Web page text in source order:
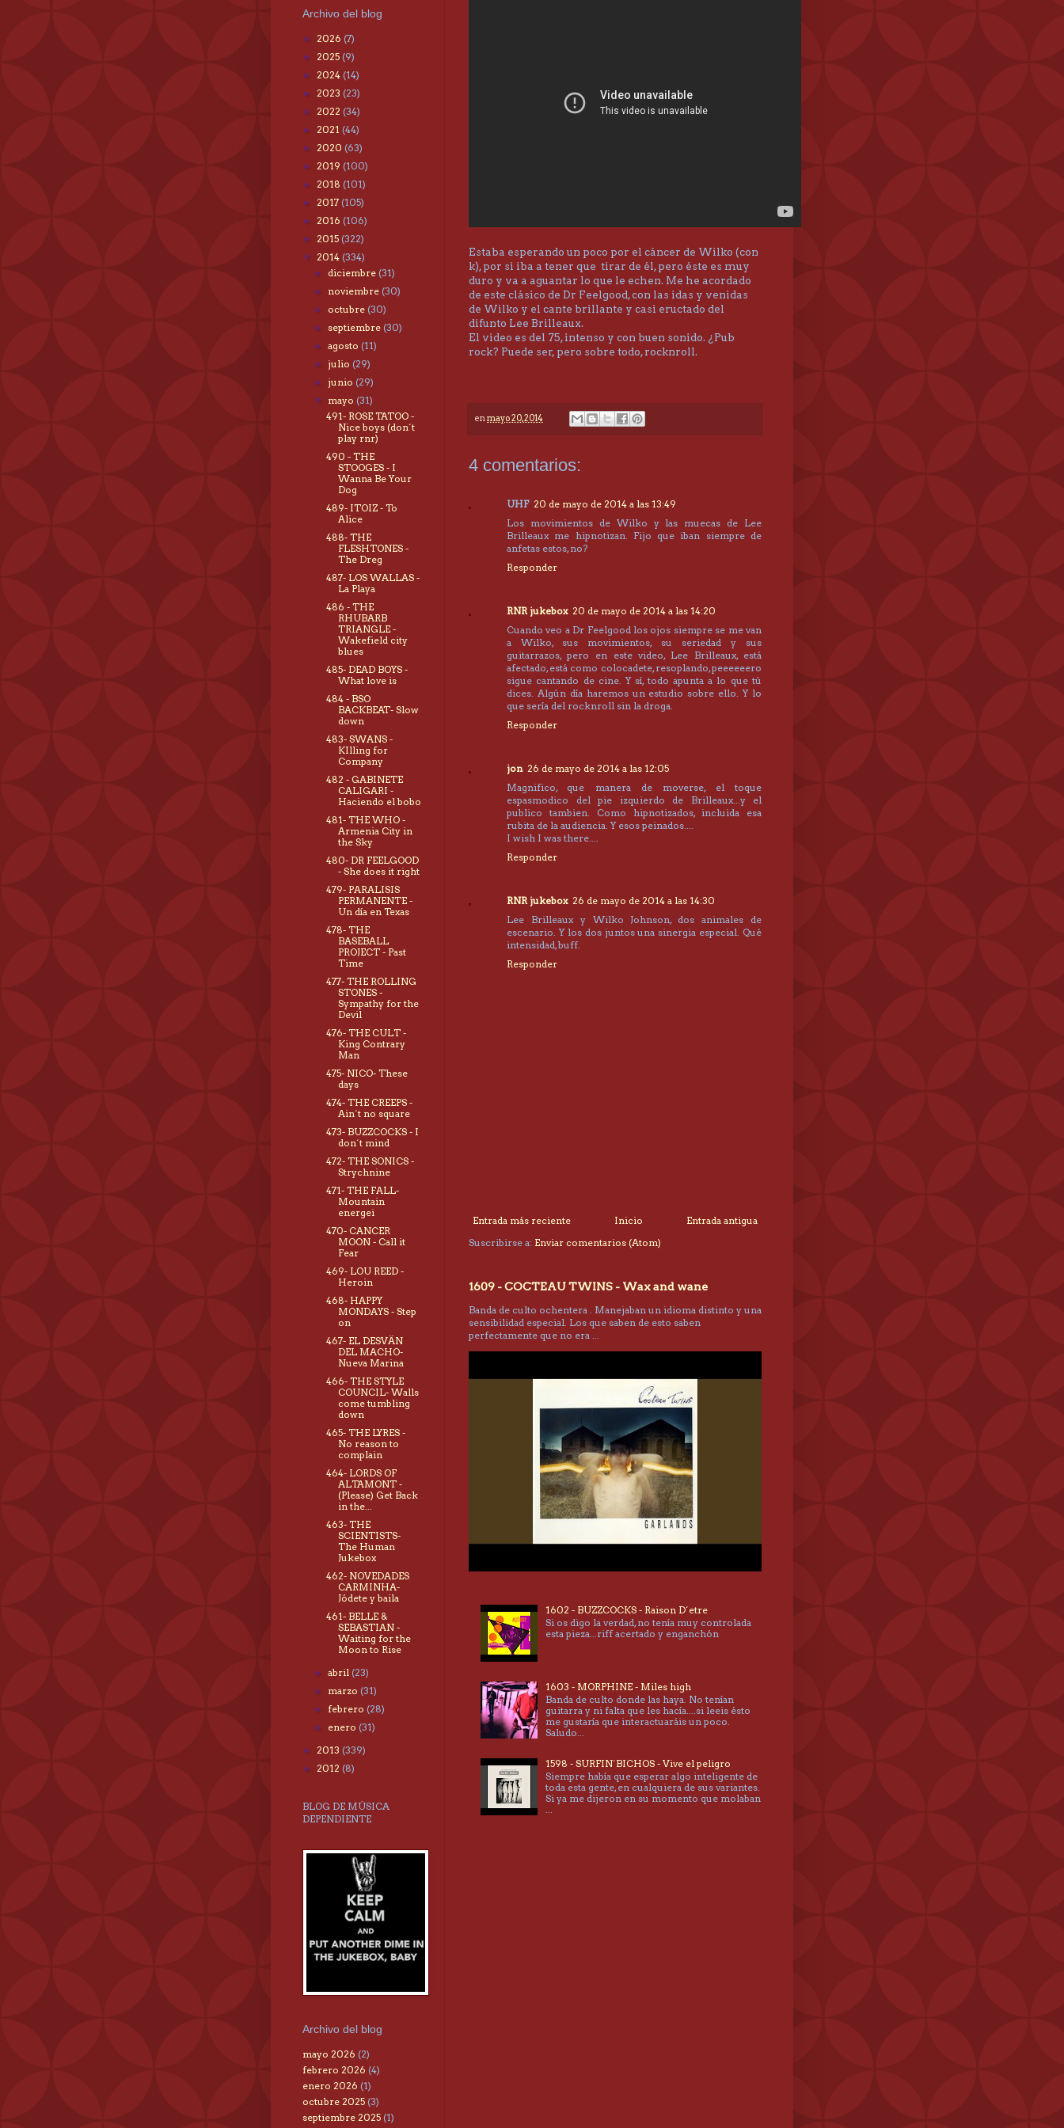
Estaba esperando un poco por el cáncer de Wilko (con
k), por si iba a tener que tirar de él, pero éste es muy
duro y va a aguantar lo que le echen. Me he acordado
de este clásico de Dr Feelgood, con las idas y venidas
de Wilko y el cante brillante y casi eructado del
difunto Lee Brilleaux.
El video es del 75, intenso y con buen sonido. ¿Pub
rock? Puede ser, pero sobre todo, rocknroll.
enmayo 20, 2014
4 comentarios:
UHF 20 de mayo de 2014 a las 13:49
Los movimientos de Wilko y las muecas de Lee
Brilleaux me hipnotizan. Fijo que iban siempre de
anfetas estos, no?
Responder
RNR jukebox 20 de mayo de 2014 a las 14:20
Cuando veo a Dr Feelgood los ojos siempre se me van
a Wilko, sus movimientos, su seriedad y sus
guitarrazos, pero en este video, Lee Brilleaux, está
afectado, está como colocadete, resoplando, peeeeeero
sigue cantando de cine. Y sí, todo apunta a lo que tú
dices. Algún día haremos un estudio sobre ello. Y lo
que sería del rocknroll sin la droga.
Responder
jon 26 de mayo de 2014 a las 12:05
Magnifico, que manera de moverse, el toque
espasmodico del pie izquierdo de Brilleaux...y el
publico tambien. Como hipnotizados, incluida esa
rubita de la audiencia. Y esos peinados....
I wish I was there....
Responder
RNR jukebox 26 de mayo de 2014 a las 14:30
Lee Brilleaux y Wilko Johnson, dos animales de
escenario. Y los dos juntos una sinergia especial. Qué
intensidad, buff.
Responder
Entrada más reciente Entrada antigua
Inicio
Suscribirse a: Enviar comentarios (Atom)
1609 - COCTEAU TWINS - Wax and wane
Banda de culto ochentera . Manejaban un idioma distinto y una
sensibilidad especial. Los que saben de esto saben
perfectamente que no era ...
1602 - BUZZCOCKS - Raison D´etre
Si os digo la verdad, no tenía muy controlada
esta pieza...riff acertado y enganchón
1603 - MORPHINE - Miles high
Banda de culto donde las haya. No tenían
guitarra y ni falta que les hacía....si leeis ésto
me gustaría que interactuaráis un poco.
Saludo...
1598 - SURFIN´BICHOS - Vive el peligro
Siempre había que esperar algo inteligente de
toda esta gente, en cualquiera de sus variantes.
Si ya me dijeron en su momento que molaban
Archivo del blog
► 2026 (7)
► 2025 (9)
► 2024 (14)
► 2023 (23)
► 2022 (34)
► 2021 (44)
► 2020 (63)
► 2019 (100)
► 2018 (101)
► 2017 (105)
► 2016 (106)
► 2015 (322)
▼ 2014 (334)
► diciembre(31)
► noviembre(30)
► octubre(30)
►septiembre(30)
►agosto(11)
► julio(29)
► junio(29)
▼ mayo(31)
491- ROSE TATOO -
Nice boys (don´t
play rnr)
490 - THE
STOOGES - I
Wanna Be Your
Dog
489- ITOIZ - To
Alice
488- THE
FLESHTONES -
The Dreg
487- LOS WALLAS -
La Playa
486 - THE
RHUBARB
TRIANGLE -
Wakefield city
blues
485- DEAD BOYS -
What love is
484 - BSO
BACKBEAT- Slow
down
483- SWANS -
KIlling for
Company
482 - GABINETE
CALIGARI -
Haciendo el bobo
481- THE WHO -
Armenia City in
the Sky
480- DR FEELGOOD
- She does it right
479- PARALISIS
PERMANENTE -
Un día en Texas
478- THE
BASEBALL
PROJECT - Past
Time
477- THE ROLLING
STONES -
Sympathy for the
Devil
476- THE CULT -
King Contrary
Man
475- NICO- These
days
474- THE CREEPS -
Ain´t no square
473- BUZZCOCKS - I
don´t mind
472- THE SONICS -
Strychnine
471- THE FALL-
Mountain
energei
470- CANCER
MOON - Call it
Fear
469- LOU REED -
Heroin
468- HAPPY
MONDAYS - Step
on
467- EL DESVÄN
DEL MACHO-
Nueva Marina
466- THE STYLE
COUNCIL- Walls
come tumbling
down
465- THE LYRES -
No reason to
complain
464- LORDS OF
ALTAMONT -
(Please) Get Back
in the...
463- THE
SCIENTISTS-
The Human
Jukebox
462- NOVEDADES
CARMINHA-
Jódete y baila
461- BELLE &
SEBASTIAN -
Waiting for the
Moon to Rise
►abril(23)
► marzo(31)
►febrero(28)
► enero(31)
► 2013 (339)
► 2012 (8)
BLOG DE MÚSICA
DEPENDIENTE
Archivo del blog
mayo 2026 (2)
febrero 2026 (4)
enero 2026 (1)
octubre 2025 (3)
septiembre 2025 (1)